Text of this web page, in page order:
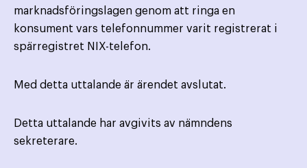
marknadsföringslagen genom att ringa en
konsument vars telefonnummer varit registrerat i
spärregistret NIX-telefon.
Med detta uttalande är ärendet avslutat.
Detta uttalande har avgivits av nämndens
sekreterare.